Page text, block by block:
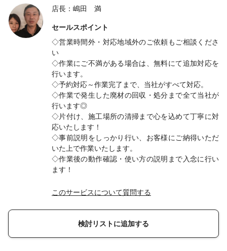
店長：嶋田 満
セールスポイント
◇営業時間外・対応地域外のご依頼もご相談くださ
い
◇作業にご不満がある場合は、無料にて追加対応を
行います。
◇予約対応～作業完了まで、当社がすべて対応。
◇作業で発生した廃材の回収・処分まで全て当社が
行います◎
◇片付け、施工場所の清掃まで心を込めて丁寧に対
応いたします！
◇事前説明をしっかり行い、お客様にご納得いただ
いた上で作業いたします。
◇作業後の動作確認・使い方の説明まで入念に行い
ます！
このサービスについて質問する
検討リストに追加する